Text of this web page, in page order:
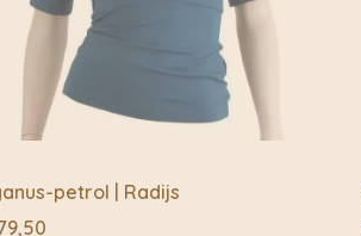
petrol | Radijs